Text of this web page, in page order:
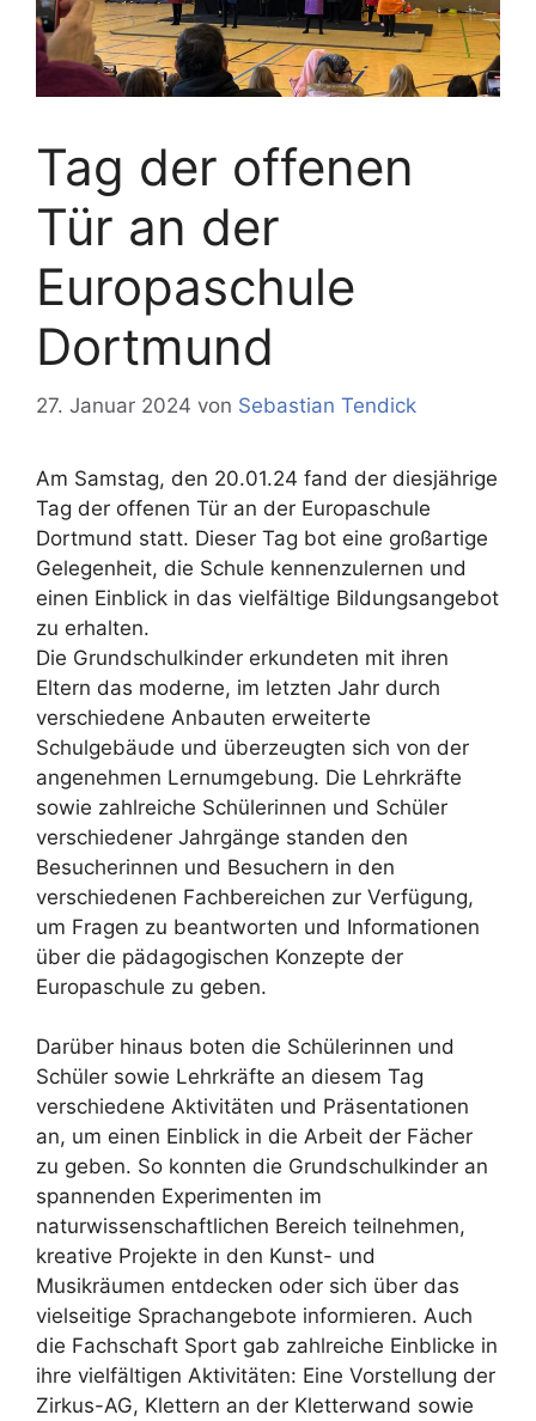
Tag der offenen
Tür an der
Europaschule
Dortmund
27. Januar 2024 von Sebastian Tendick
Am Samstag, den 20.01.24 fand der diesjährige
Tag der offenen Tür an der Europaschule
Dortmund statt. Dieser Tag bot eine großartige
Gelegenheit, die Schule kennenzulernen und
einen Einblick in das vielfältige Bildungsangebot
zu erhalten.
Die Grundschulkinder erkundeten mit ihren
Eltern das moderne, im letzten Jahr durch
verschiedene Anbauten erweiterte
Schulgebäude und überzeugten sich von der
angenehmen Lernumgebung. Die Lehrkräfte
sowie zahlreiche Schülerinnen und Schüler
verschiedener Jahrgänge standen den
Besucherinnen und Besuchern in den
verschiedenen Fachbereichen zur Verfügung,
um Fragen zu beantworten und Informationen
über die pädagogischen Konzepte der
Europaschule zu geben.
Darüber hinaus boten die Schülerinnen und
Schüler sowie Lehrkräfte an diesem Tag
verschiedene Aktivitäten und Präsentationen
an, um einen Einblick in die Arbeit der Fächer
zu geben. So konnten die Grundschulkinder an
spannenden Experimenten im
naturwissenschaftlichen Bereich teilnehmen,
kreative Projekte in den Kunst- und
Musikräumen entdecken oder sich über das
vielseitige Sprachangebote informieren. Auch
die Fachschaft Sport gab zahlreiche Einblicke in
ihre vielfältigen Aktivitäten: Eine Vorstellung der
Zirkus-AG, Klettern an der Kletterwand sowie